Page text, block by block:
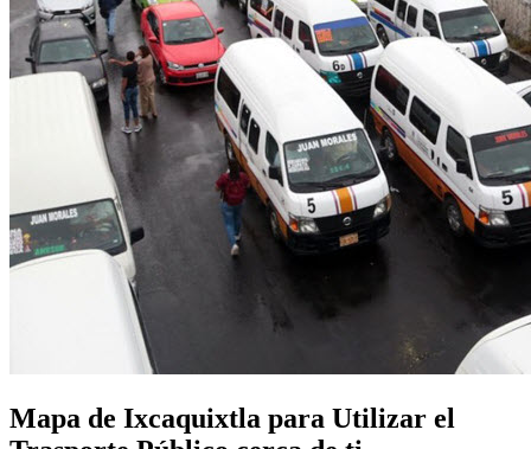
Mapa de Ixcaquixtla para Utilizar el